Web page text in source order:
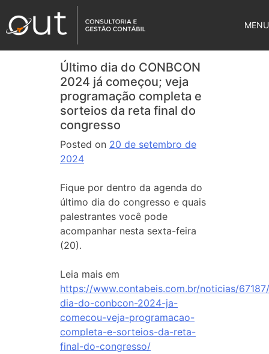
MENU
Último dia do CONBCON
2024 já começou; veja
programação completa e
sorteios da reta final do
congresso
Posted on 20 de setembro de
2024
Fique por dentro da agenda do
último dia do congresso e quais
palestrantes você pode
acompanhar nesta sexta-feira
(20).
Leia mais em
https://www.contabeis.com.br/noticias/
dia-do-conbcon-2024-ja-
comecou-veja-programacao-
completa-e-sorteios-da-reta-
final-do-congresso/